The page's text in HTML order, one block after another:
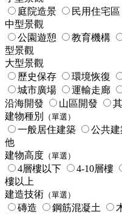
庭院造景
民用住宅區
中型景觀
公園遊憩
教育機構
型景觀
大型景觀
歷史保存
環境恢復
城市廣場
運輸走廊
沿海開發
山區開發
建物種別
（單選）
一般居住建築 公共建
他
建物高度 （單選）
4層樓以下 4-10層樓
樓以上
建造技術 （單選）
磚造 鋼筋混凝土